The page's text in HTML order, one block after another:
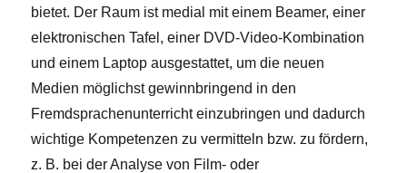
bietet. Der Raum ist medial mit einem Beamer, einer
elektronischen Tafel, einer DVD-Video-Kombination
und einem Laptop ausgestattet, um die neuen
Medien möglichst gewinnbringend in den
Fremdsprachenunterricht einzubringen und dadurch
wichtige Kompetenzen zu vermitteln bzw. zu fördern,
z. B. bei der Analyse von Film- oder